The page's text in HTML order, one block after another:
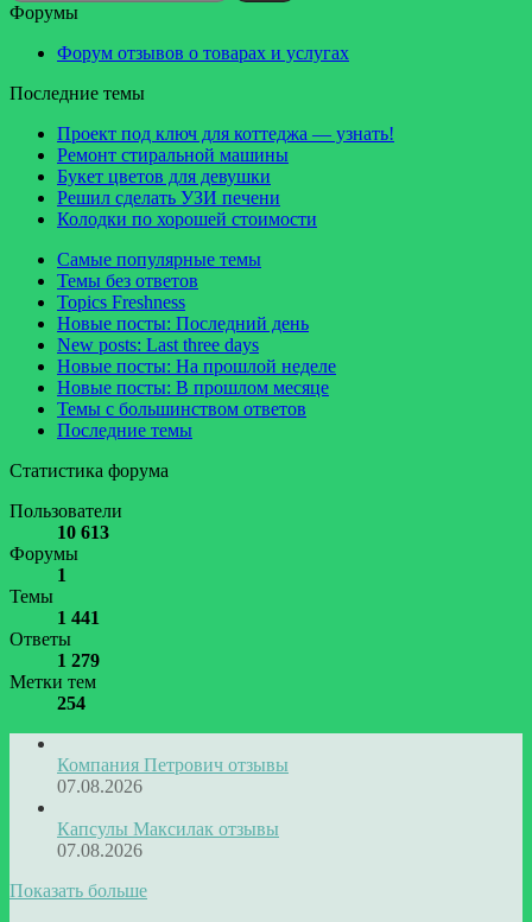
Форумы
Форум отзывов о товарах и услугах
Последние темы
Проект под ключ для коттеджа — узнать!
Ремонт стиральной машины
Букет цветов для девушки
Решил сделать УЗИ печени
Колодки по хорошей стоимости
Самые популярные темы
Темы без ответов
Topics Freshness
Новые посты: Последний день
New posts: Last three days
Новые посты: На прошлой неделе
Новые посты: В прошлом месяце
Темы с большинством ответов
Последние темы
Статистика форума
Пользователи
10 613
Форумы
1
Темы
1 441
Ответы
1 279
Метки тем
254
Компания Петрович отзывы
07.08.2026
Капсулы Максилак отзывы
07.08.2026
Показать больше